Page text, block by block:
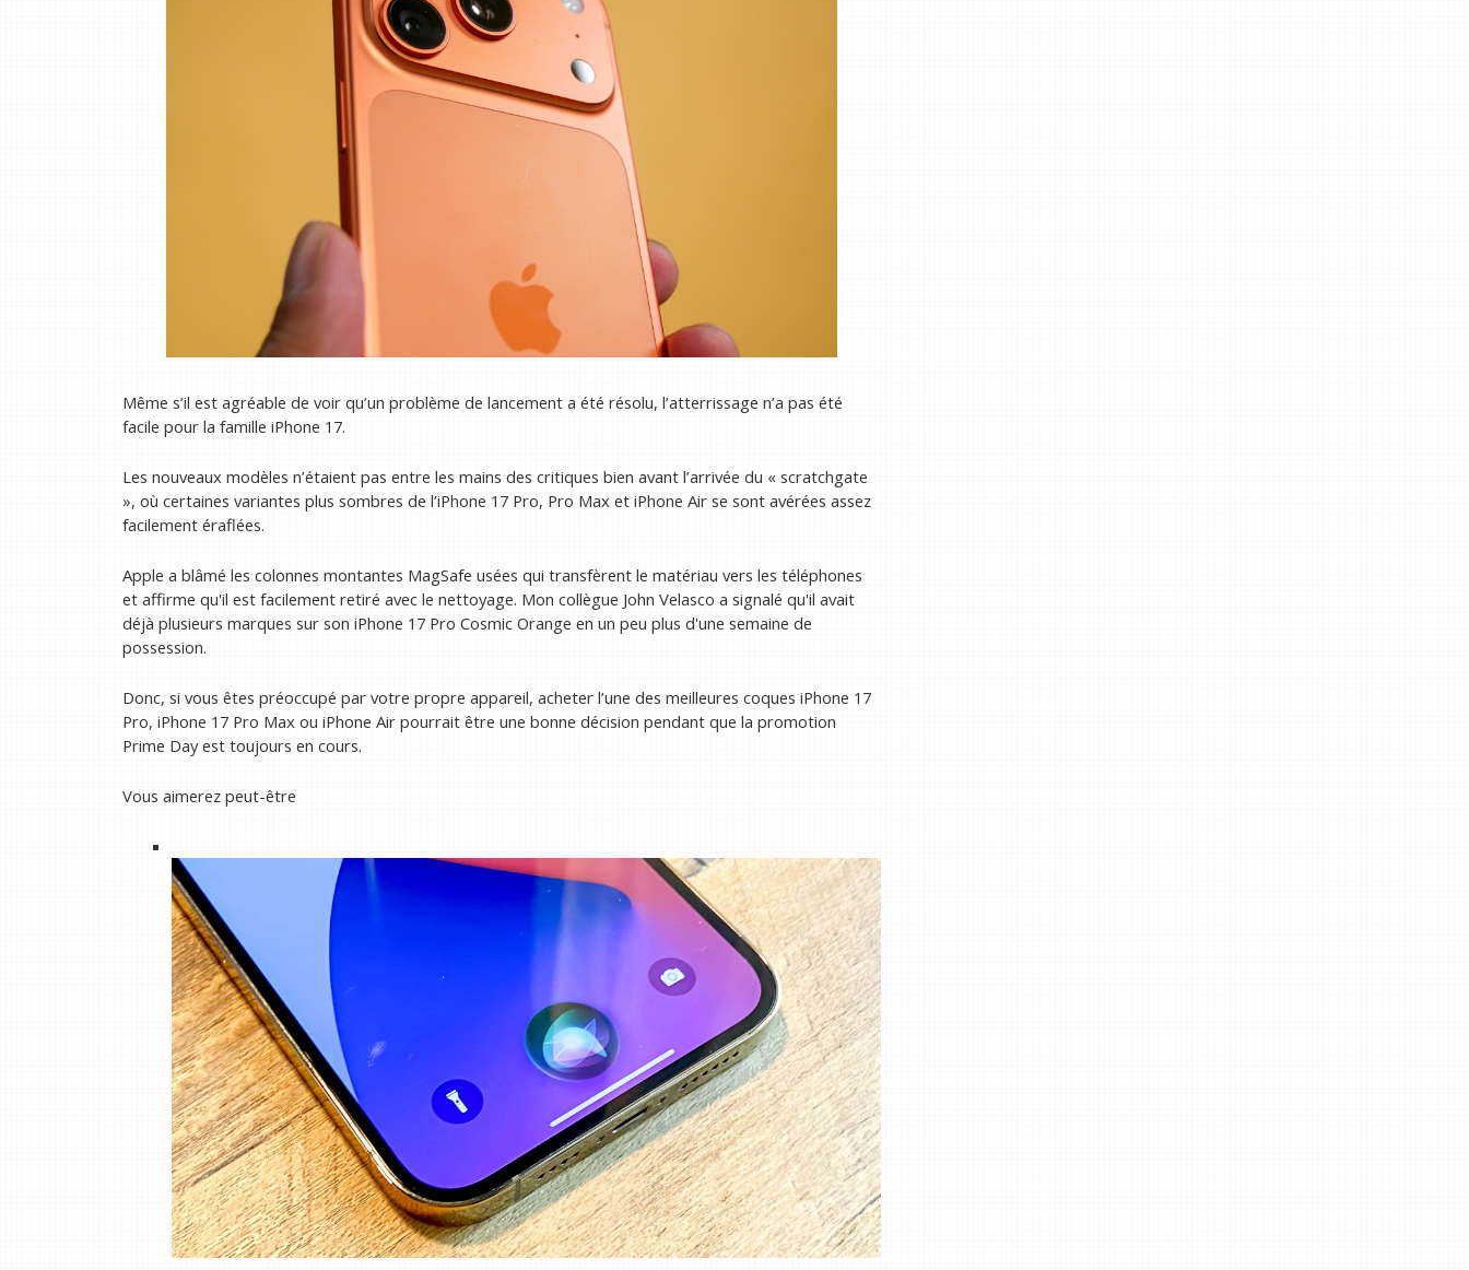
Même s’il est agréable de voir qu’un problème de lancement a été résolu, l’atterrissage n’a pas été
facile pour la famille iPhone 17.
Les nouveaux modèles n’étaient pas entre les mains des critiques bien avant l’arrivée du « scratchgate
», où certaines variantes plus sombres de l’iPhone 17 Pro, Pro Max et iPhone Air se sont avérées assez
facilement éraflées.
Apple a blâmé les colonnes montantes MagSafe usées qui transfèrent le matériau vers les téléphones
et affirme qu'il est facilement retiré avec le nettoyage. Mon collègue John Velasco a signalé qu'il avait
déjà plusieurs marques sur son iPhone 17 Pro Cosmic Orange en un peu plus d'une semaine de
possession.
Donc, si vous êtes préoccupé par votre propre appareil, acheter l’une des meilleures coques iPhone 17
Pro, iPhone 17 Pro Max ou iPhone Air pourrait être une bonne décision pendant que la promotion
Prime Day est toujours en cours.
Vous aimerez peut-être